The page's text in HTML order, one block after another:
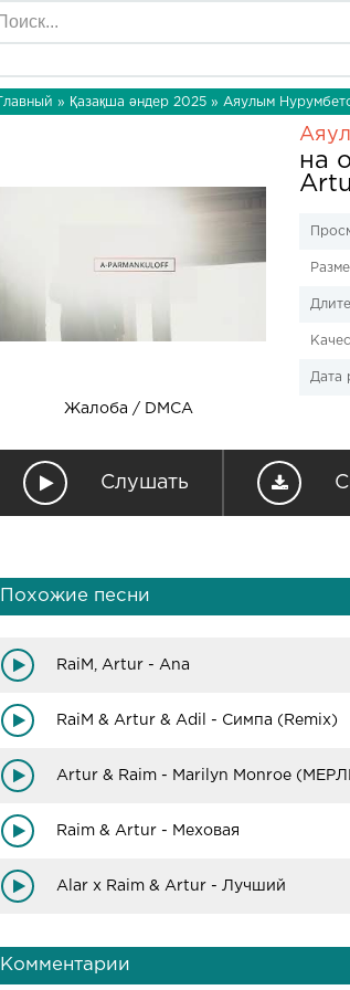
Главный » Қазақша әндер 2025 » Аяулым
Жалоба / DMCA
на
Дата
Слушать
Похожие песни
RaiM, Artur - Ana
RaiM & Artur & Adil - Симпа (Remix)
Artur & Raim - Marilyn Monroe
Raim & Artur - Меховая
Alar x Raim & Artur - Лучший
Комментарии